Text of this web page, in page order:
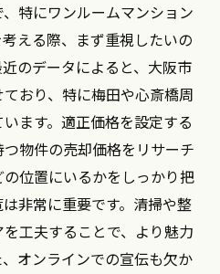
特にワンルームマンション
える際、まず重視したいの
のデータによると、大阪市
おり、特に梅田や心斎橋周
ます。適正価格を設定する
物件の売却価格をリサーチ
位置にいるかをしっかり把
非常に重要です。清掃や整
工夫することで、より魅力
オンラインでの宣伝も欠か